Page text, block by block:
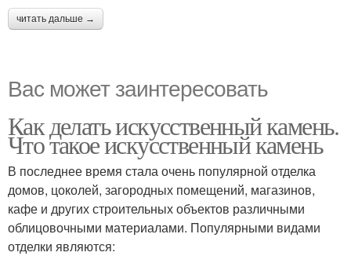
читать дальше →
Вас может заинтересовать
Как делать искусственный камень.
Что такое искусственный камень
В последнее время стала очень популярной отделка
домов, цоколей, загородных помещений, магазинов,
кафе и других строительных объектов различными
облицовочными материалами. Популярными видами
отделки являются: